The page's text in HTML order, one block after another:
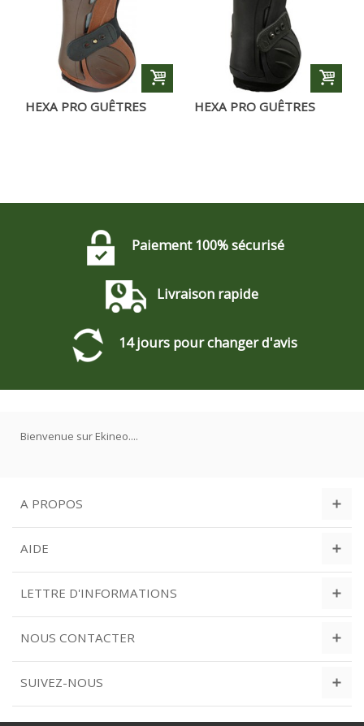
HEXA PRO GUÊTRES
HEXA PRO GUÊTRES
Paiement 100% sécurisé
Livraison rapide
14 jours pour changer d'avis
Bienvenue sur Ekineo....
A PROPOS
AIDE
LETTRE D'INFORMATIONS
NOUS CONTACTER
SUIVEZ-NOUS